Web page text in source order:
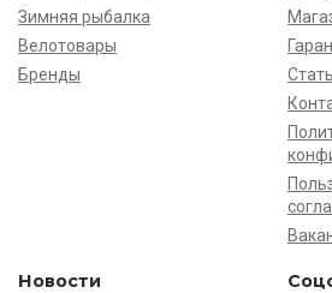
Зимняя рыбалка
Велотовары
Бренды
Новости